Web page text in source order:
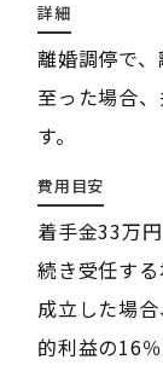
詳細
離婚調停で
至った場合
す。
費用目安
着手金33万
続き受任す
成立した場
的利益の16